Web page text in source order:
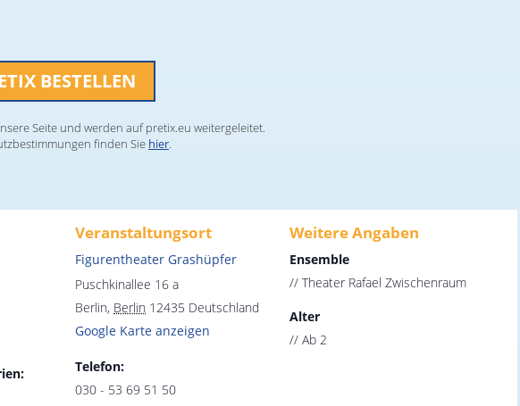
BESTELLEN
Seite und werden auf pretix.eu weitergeleitet.
finden Sie hier.
Veranstaltungsort
Figurentheater Grashüpfer
Puschkinallee 16 a
Berlin, Berlin 12435 Deutschland
Google Karte anzeigen
Telefon:
030 - 53 69 51 50
Weitere Angaben
Ensemble
// Theater Rafael Zwischenraum
Alter
// Ab 2